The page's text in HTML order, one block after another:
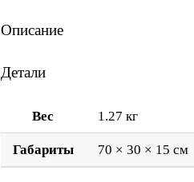
Описание
Детали
Вес 1.27 кг
Габариты 70 × 30 × 15 см